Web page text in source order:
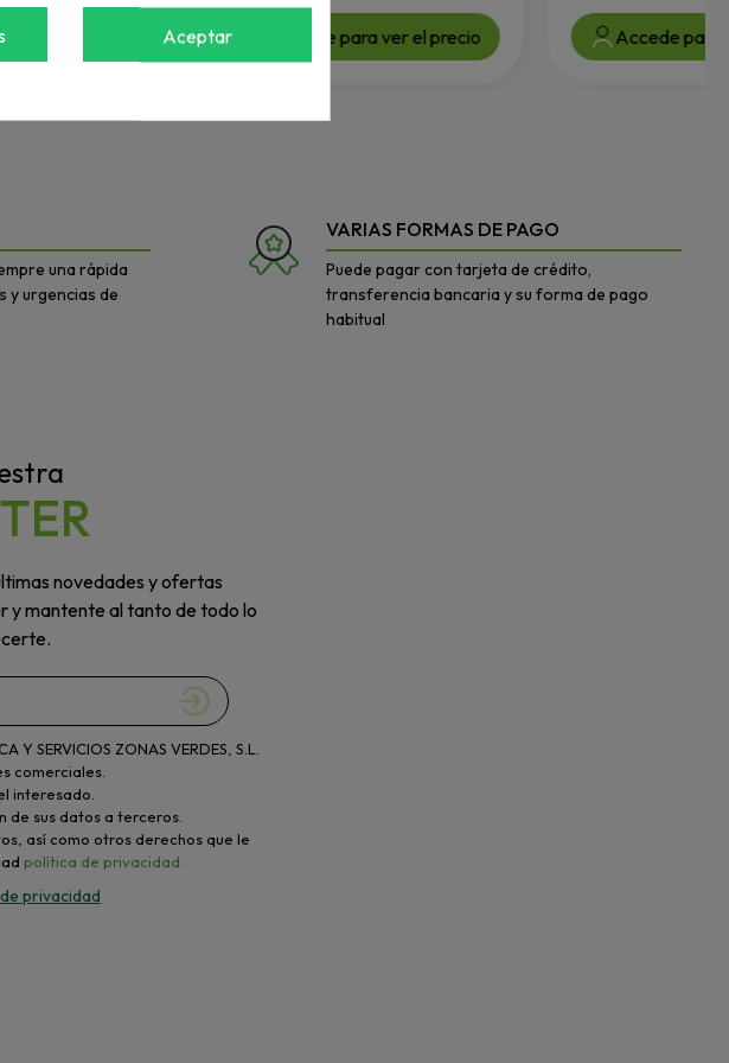
ver el precio Accede para ver el precio Accede para
una rápida
y urgencias de
VARIAS FORMAS DE PAGO
Puede pagar con tarjeta de crédito,
transferencia bancaria y su forma de pago
habitual
novedades y ofertas
y mantente al tanto de todo lo
SERVICIOS ZONAS VERDES, S.L.
comerciales.
interesado.
de sus datos a terceros.
así como otros derechos que le
política de privacidad.
privacidad
Aceptar